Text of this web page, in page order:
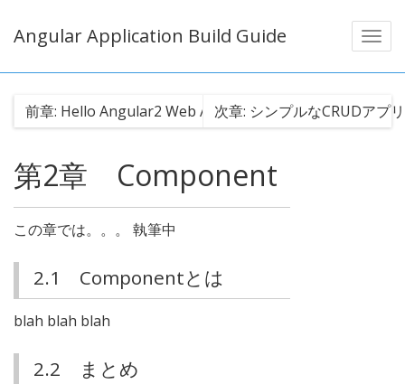
Angular Application Build Guide
前章: Hello Angular2 Web Application に戻る
次章: シンプルなCRUDアプ
第2章 Component
この章では。。。 執筆中
2.1 Componentとは
blah blah blah
2.2 まとめ